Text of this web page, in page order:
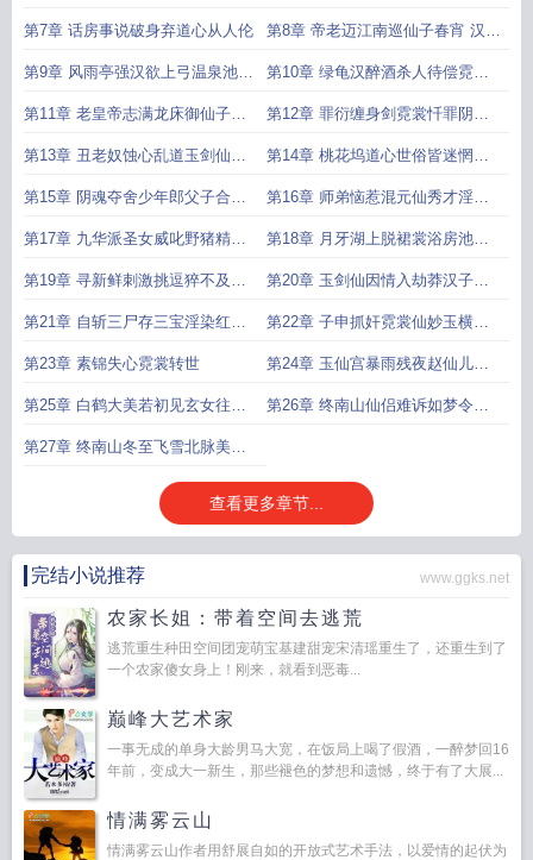
巫山 迎合出红墙
第7章 话房事说破身弃道心从人伦 第8章 帝老迈江南巡仙子春宵 汉浴
火温泉诱王妃陪觉
第9章 风雨亭强汉欲上弓温泉池剑
生入仙乡
第10章 绿龟汉醉酒杀人待偿霓裳
仙侍寝行宫断剑
第11章 老皇帝志满龙床御仙子冷
剑仙心死宫门斩夫首
第12章 罪衍缠身剑霓裳忏罪阴谋
蛊惑吴老道御仙
第13章 丑老奴蚀心乱道玉剑仙受
惑妖言
第14章 桃花坞道心世俗皆迷惘静
心泉仙子性奴乃调教
第15章 阴魂夺舍少年郎父子合驭
桃花仙
第16章 师弟恼惹混元仙秀才淫想
丹宫主
第17章 九华派圣女威叱野猪精霸
道上垒
第18章 月牙湖上脱裙裳浴房池里
勾腰身
第19章 寻新鲜刺激挑逗猝不及惨
失处子
第20章 玉剑仙因情入劫莽汉子花
言弄人
第21章 自斩三尸存三宝淫染红杏
出红墙
第22章 子申抓奸霓裳仙妙玉横死
玉丹宫
第23章 素锦失心霓裳转世 第24章 玉仙宫暴雨残夜赵仙儿失
身入劫
第25章 白鹤大美若初见玄女往昔
自不暇
第26章 终南山仙侣难诉如梦令老
第27章 终南山冬至飞雪北脉美仙
查看更多章节...
完结小说推荐 www.ggks.net
农家长姐：带着空间去逃荒
逃荒重生种田空间团宠萌宝基建甜宠宋清瑶重生了，还重生到了
一个农家傻女身上！刚来，就看到恶毒...
巅峰大艺术家
一事无成的单身大龄男马大宽，在饭局上喝了假酒，一醉梦回16
年前，变成大一新生，那些褪色的梦想和遗憾，终于有了大展...
情满雾云山
情满雾云山作者用舒展自如的开放式艺术手法，以爱情的起伏为